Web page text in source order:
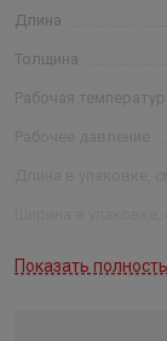
Длина
Толщина
Рабочая
Показать